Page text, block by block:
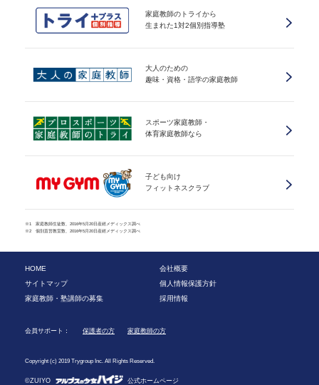
家庭教師のトライから
生まれた1対2個別指導塾
大人のための
趣味・資格・語学の家庭教師
スポーツ家庭教師・
体育家庭教師なら
子ども向け
フィットネスクラブ
※1 家庭教師生徒数、2016年5月20日産經メディックス調べ
※2 個別直営教室数、2016年5月20日産經メディックス調べ
HOME
会社概要
サイトマップ
個人情報保護方針
家庭教師・塾講師の募集
採用情報
会員サポート： 保護者の方 家庭教師の方
Copyright (c) 2019 Trygroup Inc. All Rights Reserved.
©ZUIYO 公式ホームページ